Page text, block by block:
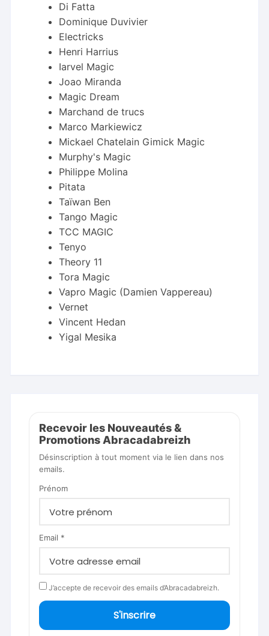
Di Fatta
Dominique Duvivier
Electricks
Henri Harrius
Iarvel Magic
Joao Miranda
Magic Dream
Marchand de trucs
Marco Markiewicz
Mickael Chatelain Gimick Magic
Murphy's Magic
Philippe Molina
Pitata
Taïwan Ben
Tango Magic
TCC MAGIC
Tenyo
Theory 11
Tora Magic
Vapro Magic (Damien Vappereau)
Vernet
Vincent Hedan
Yigal Mesika
Recevoir les Nouveautés &
Promotions Abracadabreizh
Désinscription à tout moment via le lien dans nos
emails.
Prénom
Email *
J’accepte de recevoir des emails d’Abracadabreizh.
S'inscrire